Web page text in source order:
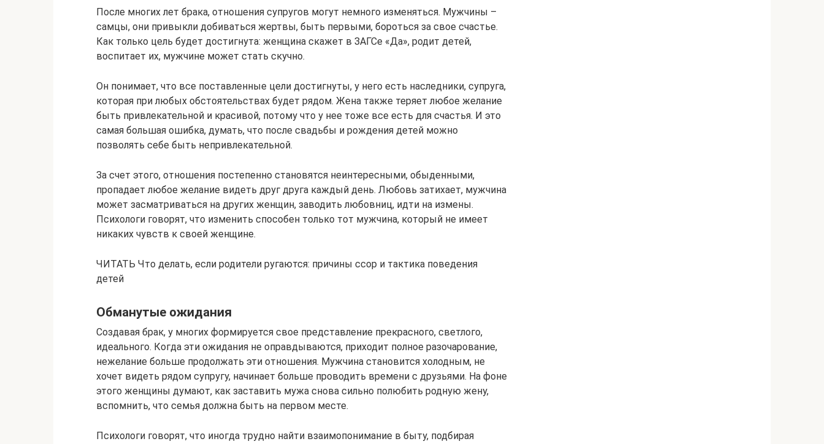
После многих лет брака, отношения супругов могут немного изменяться. Мужчины –
самцы, они привыкли добиваться жертвы, быть первыми, бороться за свое счастье.
Как только цель будет достигнута: женщина скажет в ЗАГСе «Да», родит детей,
воспитает их, мужчине может стать скучно.
Он понимает, что все поставленные цели достигнуты, у него есть наследники, супруга,
которая при любых обстоятельствах будет рядом. Жена также теряет любое желание
быть привлекательной и красивой, потому что у нее тоже все есть для счастья. И это
самая большая ошибка, думать, что после свадьбы и рождения детей можно
позволять себе быть непривлекательной.
За счет этого, отношения постепенно становятся неинтересными, обыденными,
пропадает любое желание видеть друг друга каждый день. Любовь затихает, мужчина
может засматриваться на других женщин, заводить любовниц, идти на измены.
Психологи говорят, что изменить способен только тот мужчина, который не имеет
никаких чувств к своей женщине.
ЧИТАТЬ Что делать, если родители ругаются: причины ссор и тактика поведения
детей
Обманутые ожидания
Создавая брак, у многих формируется свое представление прекрасного, светлого,
идеального. Когда эти ожидания не оправдываются, приходит полное разочарование,
нежелание больше продолжать эти отношения. Мужчина становится холодным, не
хочет видеть рядом супругу, начинает больше проводить времени с друзьями. На фоне
этого женщины думают, как заставить мужа снова сильно полюбить родную жену,
вспомнить, что семья должна быть на первом месте.
Психологи говорят, что иногда трудно найти взаимопонимание в быту, подбирая